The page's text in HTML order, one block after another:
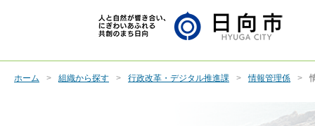
ホーム 組織から探す 行政改革・デジタル推進課 情報管理係